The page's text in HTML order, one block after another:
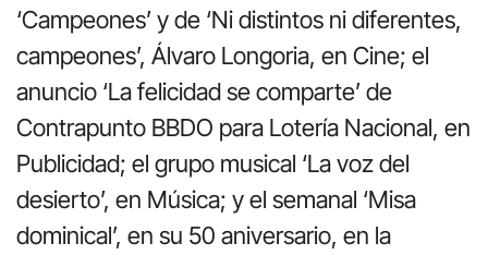
‘Campeones’ y de ‘Ni distintos ni diferentes,
campeones’, Álvaro Longoria, en Cine; el
anuncio ‘La felicidad se comparte’ de
Contrapunto BBDO para Lotería Nacional, en
Publicidad; el grupo musical ‘La voz del
desierto’, en Música; y el semanal ‘Misa
dominical’, en su 50 aniversario, en la